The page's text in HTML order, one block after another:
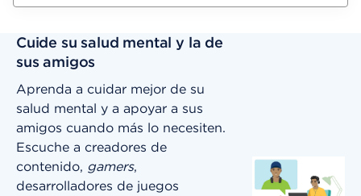
Cuide su salud mental y la de
sus amigos
Aprenda a cuidar mejor de su
salud mental y a apoyar a sus
amigos cuando más lo necesiten.
Escuche a creadores de
contenido, gamers,
desarrolladores de juegos